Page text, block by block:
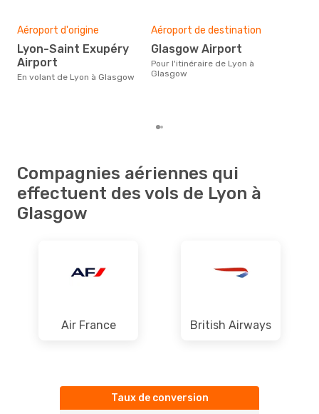
Aéroport d'origine
Lyon-Saint Exupéry
Airport
En volant de Lyon à Glasgow
Aéroport de destination
Glasgow Airport
Pour l'itinéraire de Lyon à
Glasgow
Compagnies aériennes qui
effectuent des vols de Lyon à
Glasgow
Air France British Airways
Taux de conversion